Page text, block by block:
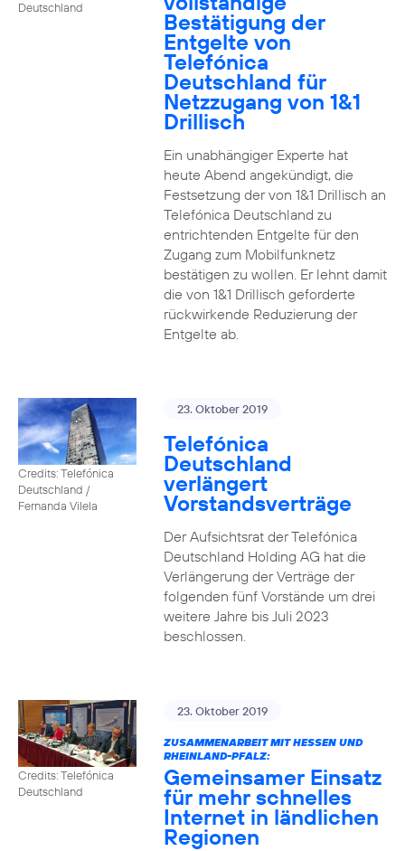
Deutschland
Bestätigung der
Entgelte von
Telefónica
Deutschland für
Netzzugang von 1&1
Drillisch
Ein unabhängiger Experte hat
heute Abend angekündigt, die
Festsetzung der von 1&1 Drillisch an
Telefónica Deutschland zu
entrichtenden Entgelte für den
Zugang zum Mobilfunknetz
bestätigen zu wollen. Er lehnt damit
die von 1&1 Drillisch geforderte
rückwirkende Reduzierung der
Entgelte ab.
Credits: Telefónica
Deutschland /
Fernanda Vilela
23. Oktober 2019
Telefónica
Deutschland
verlängert
Vorstandsverträge
Der Aufsichtsrat der Telefónica
Deutschland Holding AG hat die
Verlängerung der Verträge der
folgenden fünf Vorstände um drei
weitere Jahre bis Juli 2023
beschlossen.
Credits: Telefónica
Deutschland
23. Oktober 2019
ZUSAMMENARBEIT MIT HESSEN UND
RHEINLAND-PFALZ:
Gemeinsamer Einsatz
für mehr schnelles
Internet in ländlichen
Regionen